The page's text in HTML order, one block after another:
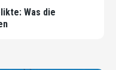
Was die